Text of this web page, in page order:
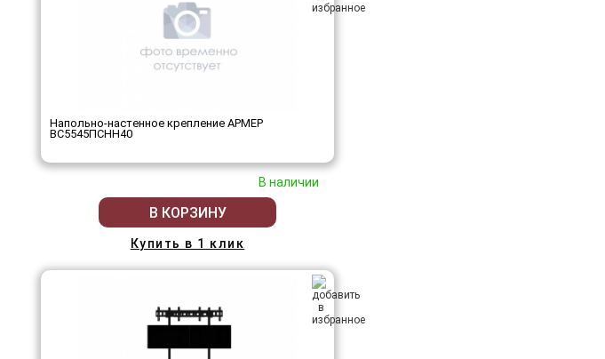
Напольно-настенное крепление АРМЕР
ВС5545ПСНН40
В наличии
В КОРЗИНУ
Купить в 1 клик